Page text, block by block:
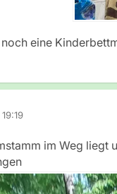
eine
im Weg liegt